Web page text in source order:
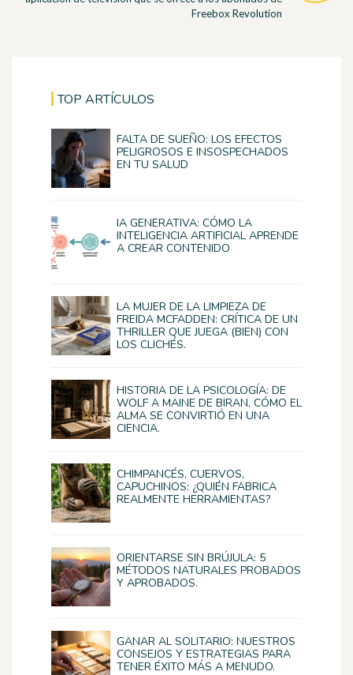
Freebox Revolution
TOP ARTÍCULOS
FALTA DE SUEÑO: LOS EFECTOS
PELIGROSOS E INSOSPECHADOS
EN TU SALUD
IA GENERATIVA: CÓMO LA
INTELIGENCIA ARTIFICIAL APRENDE
A CREAR CONTENIDO
LA MUJER DE LA LIMPIEZA DE
FREIDA MCFADDEN: CRÍTICA DE UN
THRILLER QUE JUEGA (BIEN) CON
LOS CLICHÉS.
HISTORIA DE LA PSICOLOGÍA: DE
WOLF A MAINE DE BIRAN, CÓMO EL
ALMA SE CONVIRTIÓ EN UNA
CIENCIA.
CHIMPANCÉS, CUERVOS,
CAPUCHINOS: ¿QUIÉN FABRICA
REALMENTE HERRAMIENTAS?
ORIENTARSE SIN BRÚJULA: 5
MÉTODOS NATURALES PROBADOS
Y APROBADOS.
GANAR AL SOLITARIO: NUESTROS
CONSEJOS Y ESTRATEGIAS PARA
TENER ÉXITO MÁS A MENUDO.